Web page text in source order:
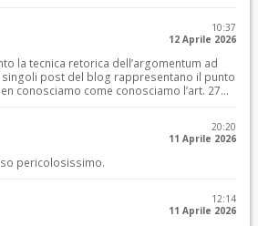
10:37
12 Aprile 2026
la tecnica retorica dell’argomentum ad
singoli post del blog rappresentano il punto
conosciamo come conosciamo l’art. 27...
20:20
11 Aprile 2026
pericolosissimo.
12:14
11 Aprile 2026